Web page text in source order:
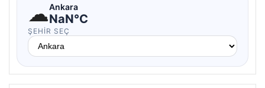
☁Ankara
NaN°C
ŞEHIR SEÇ